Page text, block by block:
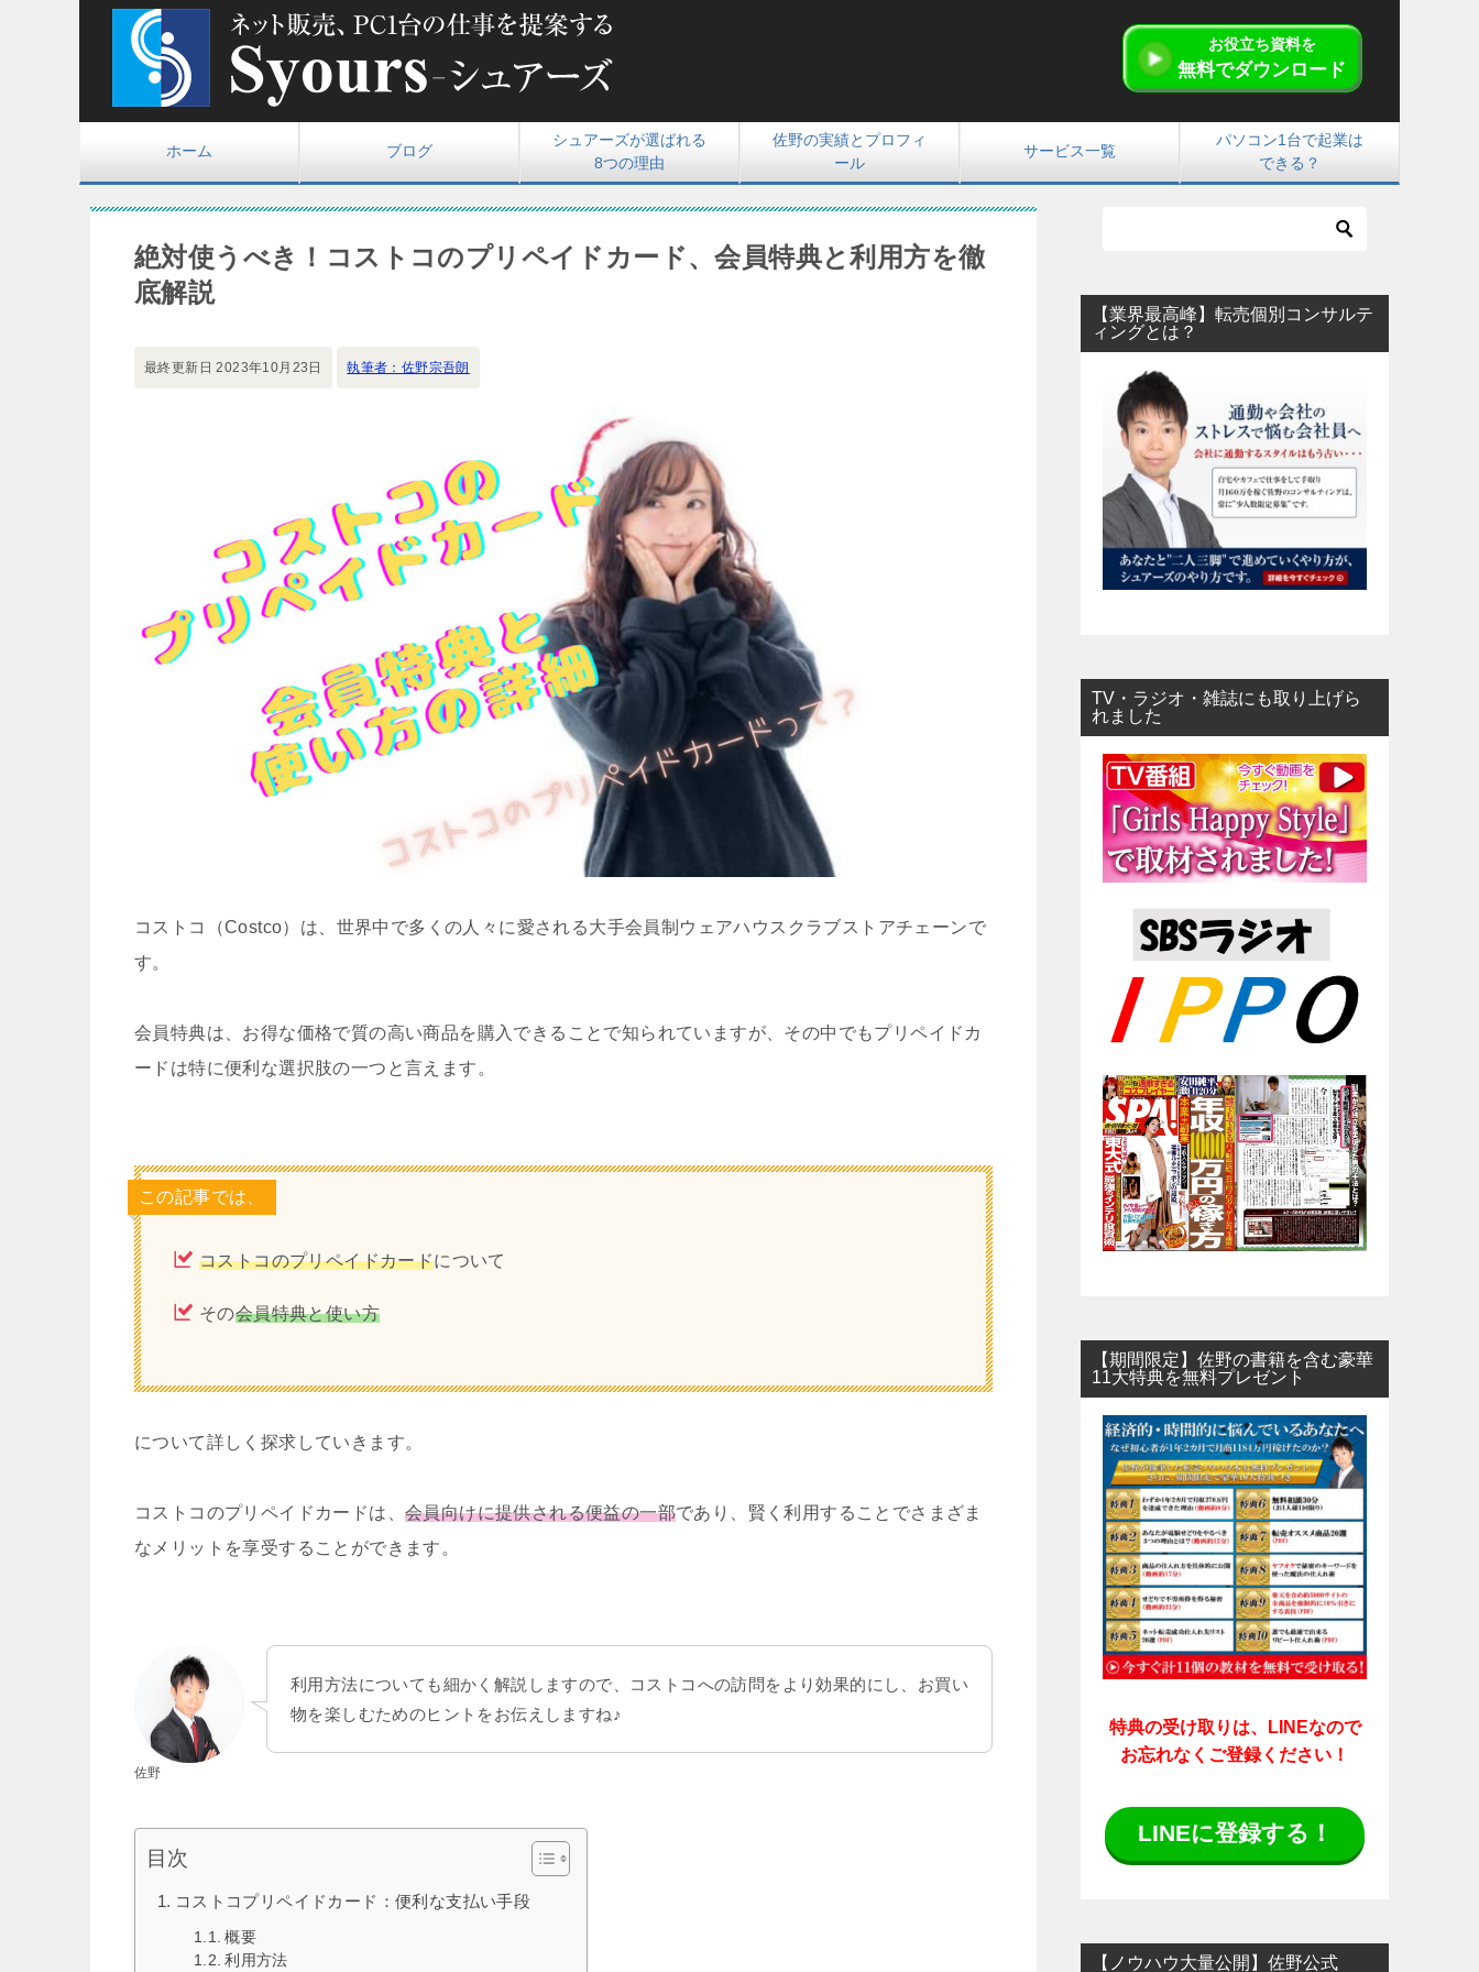
お役立ち資料を
無料でダウンロード
ホーム ブログ
シュアーズが選ばれる
8つの理由
佐野の実績とプロフィ
ール
サービス一覧
パソコン1台で起業は
できる？
絶対使うべき！コストコのプリペイドカード、会員特典と利用方を徹
底解説
最終更新日2023年10月23日 執筆者：佐野宗吾朗
コストコ（Costco）は、世界中で多くの人々に愛される大手会員制ウェアハウスクラブストアチェーンで
す。
会員特典は、お得な価格で質の高い商品を購入できることで知られていますが、その中でもプリペイドカ
ードは特に便利な選択肢の一つと言えます。
この記事では、
コストコのプリペイドカードについて
その会員特典と使い方
について詳しく探求していきます。
コストコのプリペイドカードは、 会員向けに提供される便益の一部であり、賢く利用することでさまざま
なメリットを享受することができます。
佐野
利用方法についても細かく解説しますので、コストコへの訪問をより効果的にし、お買い
物を楽しむためのヒントをお伝えしますね♪
目次
コストコプリペイドカード：便利な支払い手段
概要
利用方法
【業界最高峰】転売個別コンサルテ
ィングとは？
TV・ラジオ・雑誌にも取り上げら
れました
【期間限定】佐野の書籍を含む豪華
11大特典を無料プレゼント
特典の受け取りは、LINEなので
お忘れなくご登録ください！
LINEに登録する！
【ノウハウ大量公開】佐野公式